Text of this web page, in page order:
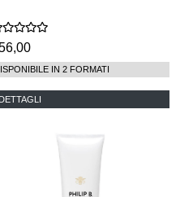
IN 2 FORMATI
DETTAGLI